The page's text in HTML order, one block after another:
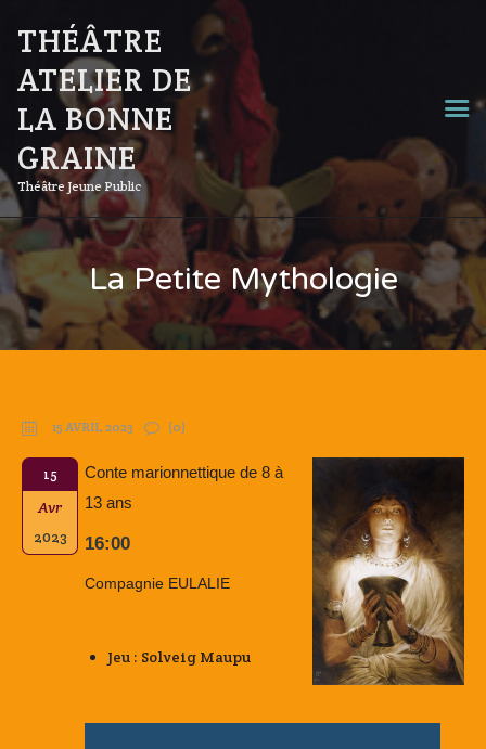
THÉÂTRE
ATELIER DE
LA BONNE
GRAINE
Théâtre Jeune Public
La Petite Mythologie
15 AVRIL 2023 (0)
15
Avr
2023
Conte marionnettique de 8 à
13 ans
16:00
Compagnie EULALIE
Jeu : Solveig Maupu